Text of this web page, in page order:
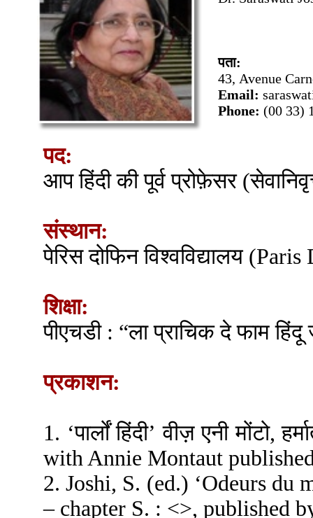
पता:
43, Avenue
Email:
Phone: (00 33)
पद:
आप हिंदी की पूर्व प्रोफ़ेसर
संस्थान:
पेरिस दोफिन विश्वविद्यालय
शिक्षा:
पीएचडी : “ला प्राचिक दे फाम
प्रकाशन:
1. ‘पार्लों हिंदी’ वीज़ एनी मोंटो,
with Annie Montaut
2. Joshi, S. (ed.) ‘Odeurs du
– chapter S. : <>, published